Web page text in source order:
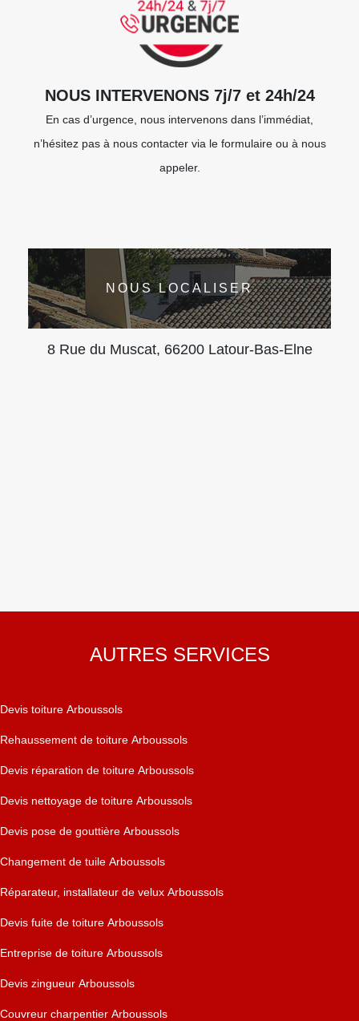
NOUS INTERVENONS 7j/7 et 24h/24
En cas d’urgence, nous intervenons dans l’immédiat,
n’hésitez pas à nous contacter via le formulaire ou à nous
appeler.
NOUS LOCALISER
8 Rue du Muscat, 66200 Latour-Bas-Elne
AUTRES SERVICES
Devis toiture Arboussols
Rehaussement de toiture Arboussols
Devis réparation de toiture Arboussols
Devis nettoyage de toiture Arboussols
Devis pose de gouttière Arboussols
Changement de tuile Arboussols
Réparateur, installateur de velux Arboussols
Devis fuite de toiture Arboussols
Entreprise de toiture Arboussols
Devis zingueur Arboussols
Couvreur charpentier Arboussols